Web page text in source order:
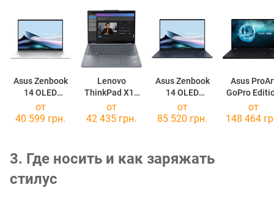
Asus Zenbook
14 OLED
UX3405CA
[UX3405CA-QD1247W]
Lenovo
ThinkPad X13
Yoga Gen 4
[21F2006NGE]
Asus Zenbook
14 OLED
UX3405CA
[UX3405CA-QL292]
Asus
GoPro
от
40 599 грн.
от
42 435 грн.
от
85 520 грн.
от
148 464
3. Где носить и как заряжать
стилус